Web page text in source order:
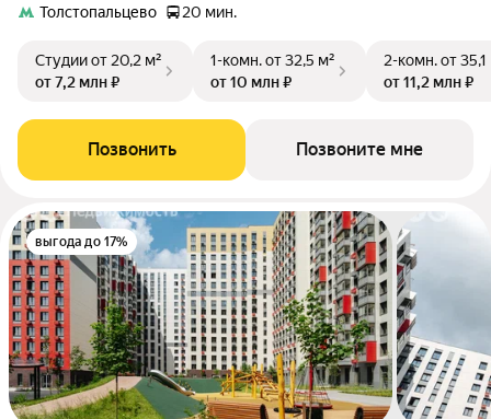
Толстопальцево
20 мин.
Студииот 20,2 м²
от 7,2 млн ₽
1-комн.от 32,5 м²
от 10 млн ₽
2-комн.от 35,1
от 11,2 млн ₽
Позвонить Позвоните мне
выгода до 17%